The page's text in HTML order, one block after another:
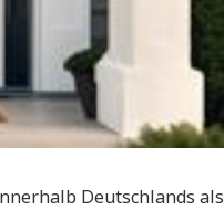
Deutschlands als